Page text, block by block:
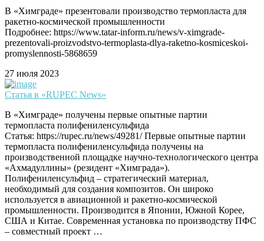
В «Химграде» презентовали производство термопласта для
ракетно-космической промышленности
Подробнее: https://www.tatar-inform.ru/news/v-ximgrade-
prezentovali-proizvodstvo-termoplasta-dlya-raketno-kosmiceskoi-
promyslennosti-5868659
27 июля 2023
Статья в «RUPEC News»
В «Химграде» получены первые опытные партии
термопласта полифениленсульфида
Статья: https://rupec.ru/news/49281/ Первые опытные партии
термопласта полифениленсульфида получены на
производственной площадке научно-технологического центра
«Ахмадуллины» (резидент «Химграда»).
Полифениленсульфид – стратегический материал,
необходимый для создания композитов. Он широко
используется в авиационной и ракетно-космической
промышленности. Производится в Японии, Южной Корее,
США и Китае. Современная установка по производству ПФС
– совместный проект …